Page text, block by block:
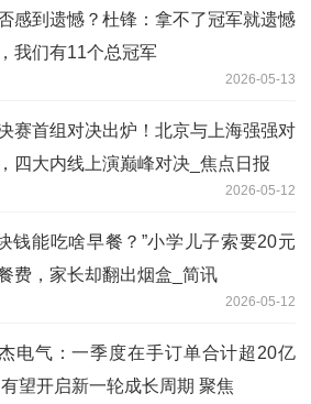
感到遗憾？杜锋：拿不了冠军就遗憾
我们有11个总冠军
2026-05-13
赛首组对决出炉！北京与上海强强对
四大内线上演巅峰对决_焦点日报
2026-05-12
钱能吃啥早餐？”小学儿子索要20元
费，家长却翻出烟盒_简讯
2026-05-12
电气：一季度在手订单合计超20亿
望开启新一轮成长周期 聚焦